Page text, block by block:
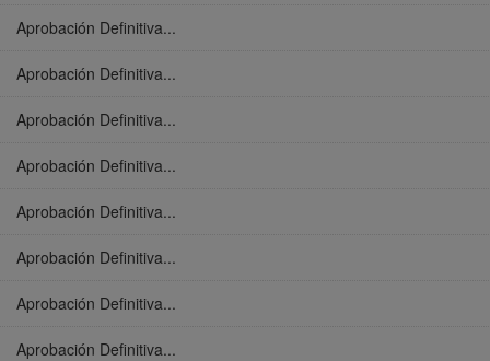
Aprobación Definitiva...
Aprobación Definitiva...
Aprobación Definitiva...
Aprobación Definitiva...
Aprobación Definitiva...
Aprobación Definitiva...
Aprobación Definitiva...
Aprobación Definitiva...